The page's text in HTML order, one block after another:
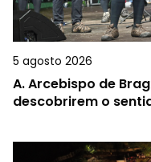
5 agosto 2026
A.Arcebispo de
descobrirem o